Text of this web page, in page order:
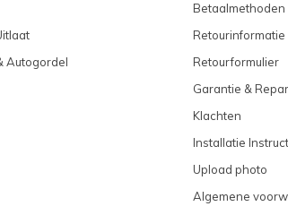
Autogordel
Betaalmethoden
Retourinformatie
Retourformulier
Garantie &
Klachten
Installatie
Upload photo
Algemene